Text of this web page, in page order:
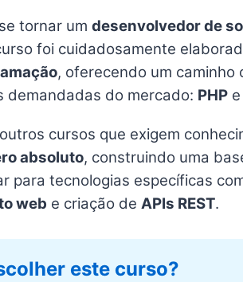
tornar um desenvolvedor de
foi cuidadosamente
, oferecendo um
demandadas do mercado: PHP e
cursos que exigem
absoluto, construindo uma
para tecnologias específicas
web e criação de APIs REST.
este curso?